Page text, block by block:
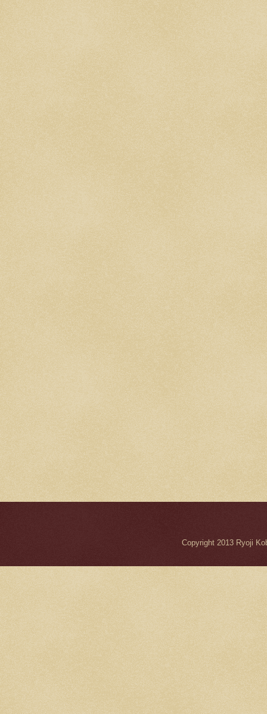
Copyright 2013 Ryoji